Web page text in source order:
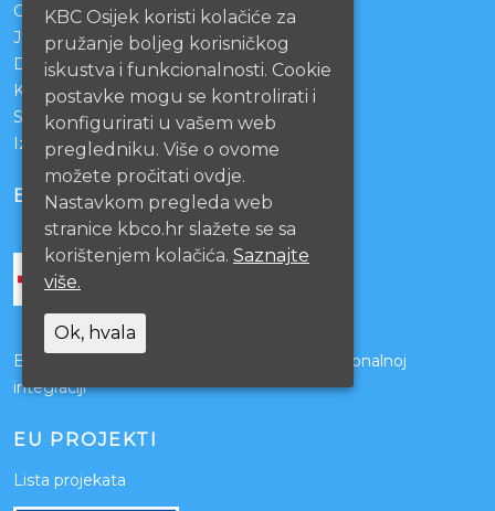
Centralno naručivanje pacijenata
Javna nabava
Darivanje krvi
KBCO Webmail
Sestrinstvo KBC Osijek
Izjava o pristupačnosti mrežnih stranica
BOLNICE PARTNERI
Bolnice s kojima je potpisan ugovor o funkcionalnoj
integraciji
EU PROJEKTI
Lista projekata
KBC Osijek koristi kolačiće za
pružanje boljeg korisničkog
iskustva i funkcionalnosti. Cookie
postavke mogu se kontrolirati i
konfigurirati u vašem web
pregledniku. Više o ovome
možete pročitati ovdje.
Nastavkom pregleda web
stranice kbco.hr slažete se sa
korištenjem kolačića. Saznajte
više.
Ok, hvala